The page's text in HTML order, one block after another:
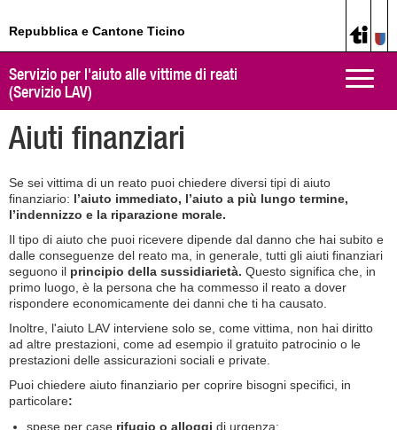
Repubblica e Cantone Ticino
Toggle
Servizio per l'aiuto alle vittime di reati
(Servizio LAV)
Aiuti finanziari
Se sei vittima di un reato puoi chiedere diversi tipi di aiuto
finanziario: l’aiuto immediato, l’aiuto a più lungo termine,
l’indennizzo e la riparazione morale.
Il tipo di aiuto che puoi ricevere dipende dal danno che hai subito e
dalle conseguenze del reato ma, in generale, tutti gli aiuti finanziari
seguono il principio della sussidiarietà. Questo significa che, in
primo luogo, è la persona che ha commesso il reato a dover
rispondere economicamente dei danni che ti ha causato.
Inoltre, l'aiuto LAV interviene solo se, come vittima, non hai diritto
ad altre prestazioni, come ad esempio il gratuito patrocinio o le
prestazioni delle assicurazioni sociali e private.
Puoi chiedere aiuto finanziario per coprire bisogni specifici, in
particolare:
spese per case rifugio o alloggi di urgenza;